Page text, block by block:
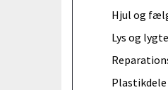
Hjul og
Lys og
Plastikdele